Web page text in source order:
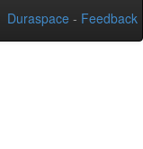
Duraspace - Feedback